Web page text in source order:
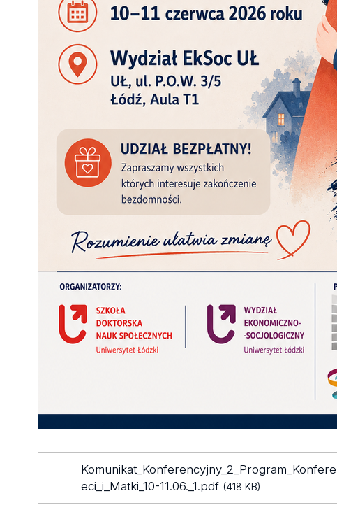
eci_i_Matki_10-11.06._1.pdf (418 KB)